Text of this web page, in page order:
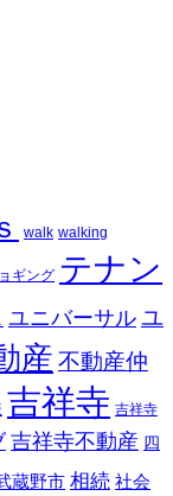
walk walking
ギング テナン
ユニバーサルユ
産 不動産仲
吉祥寺 吉祥寺
吉祥寺不動産 四
蔵野市 相続 社会